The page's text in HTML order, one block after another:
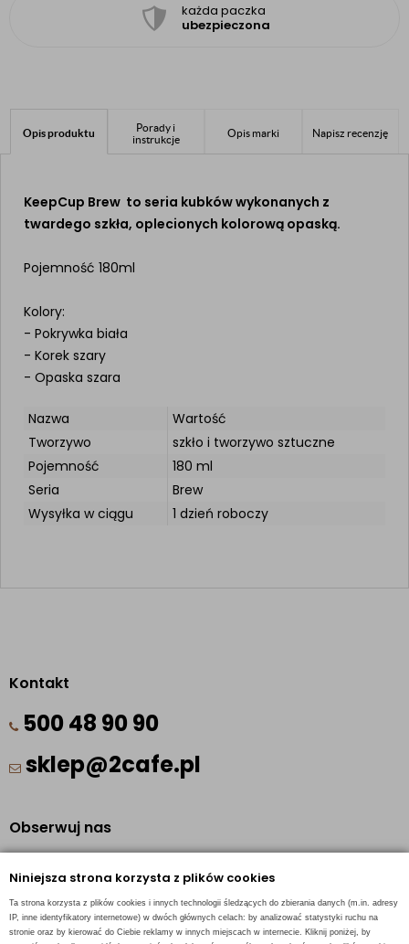
Niniejsza strona korzysta z plików cookies
Ta strona korzysta z plików cookies i innych technologii śledzących do zbierania danych (m.in. adresy
IP, inne identyfikatory internetowe) w dwóch głównych celach: by analizować statystyki ruchu na
stronie oraz by kierować do Ciebie reklamy w innych miejscach w internecie. Kliknij poniżej, by
każda paczka
ubezpieczona
Opis produktu
Porady i
instrukcje
Opis marki Napisz recenzję
KeepCup Brew to seria kubków wykonanych z
twardego szkła, oplecionych kolorową opaską.
Pojemność 180ml
Kolory:
- Pokrywka biała
- Korek szary
- Opaska szara
Nazwa
Wartość
Tworzywo
szkło i tworzywo sztuczne
Pojemność
180 ml
Seria
Brew
Wysyłka w ciągu
1 dzień roboczy
Kontakt
500 48 90 90
sklep@2cafe.pl
Obserwuj nas
Instagram